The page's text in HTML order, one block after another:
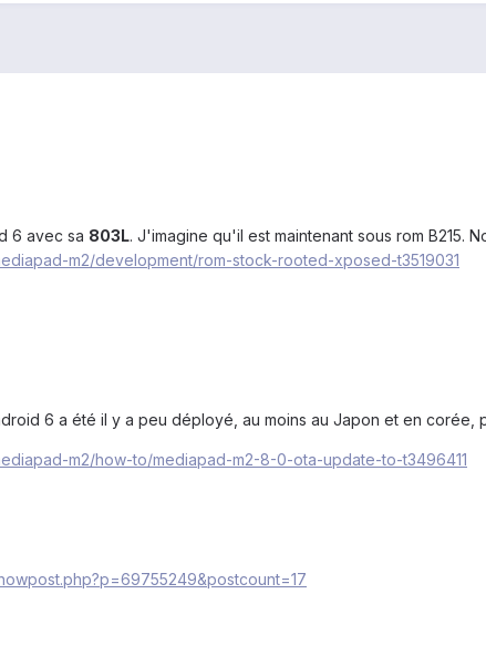
6 avec sa 803L. J'imagine qu'il est maintenant sous rom B215.
m2/development/rom-stock-rooted-xposed-t3519031
6 a été il y a peu déployé, au moins au Japon et en corée,
m2/how-to/mediapad-m2-8-0-ota-update-to-t3496411